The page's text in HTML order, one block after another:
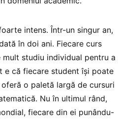
intens. Într-un singur an,
în doi ani. Fiecare curs
studiu individual pentru a
e că fiecare student își poate
o paletă largă de cursuri
Nu în ultimul rând,
fiecare din ei punându-